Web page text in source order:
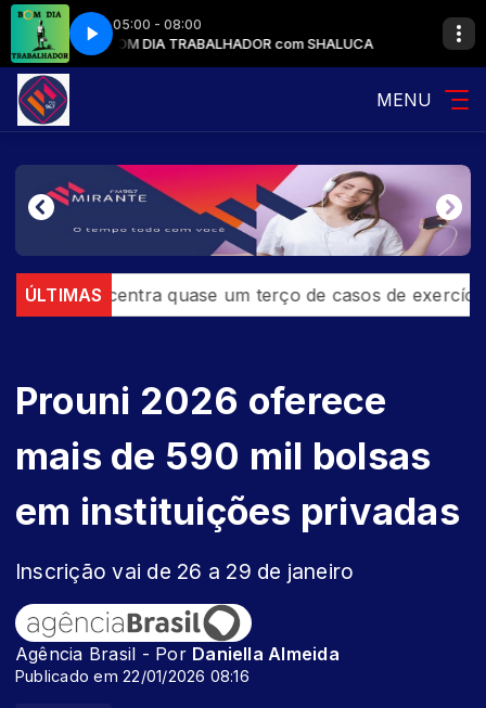
05:00 - 08:00
BOM DIA TRABALHADOR com SHALUCA
MENU
ÚLTIMAS
concentra quase um terço de casos de exercício ilegal
Prouni 2026 oferece
mais de 590 mil bolsas
em instituições privadas
Inscrição vai de 26 a 29 de janeiro
Agência Brasil - Por Daniella Almeida
Publicado em 22/01/2026 08:16